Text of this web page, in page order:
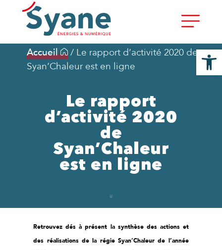
Accueil / Le rapport d’activité 2020 de
Syan’Chaleur est en ligne
Le rapport
d’activité 2020
de
Syan’Chaleur
est en ligne
Retrouvez dés à présent la synthèse des actions et
des réalisations de la régie Syan’Chaleur de l’année
Ouvrir